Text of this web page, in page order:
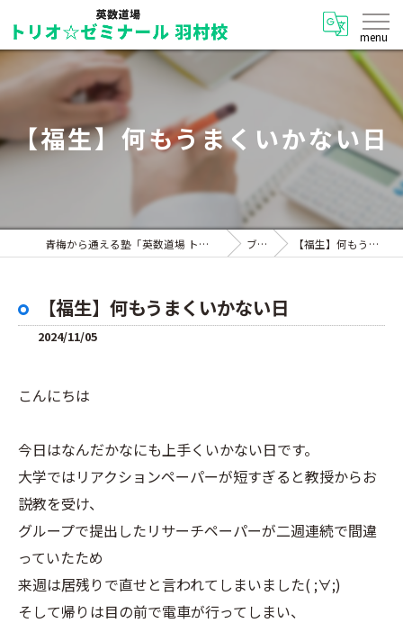
【福生】何もうまくいかない日
青梅から通える塾「英数道場 トリオ☆ゼミナール 羽村校」 ブログ 【福生】何もうまくいかない日
【福生】何もうまくいかない日
2024/11/05
こんにちは
今日はなんだかなにも上手くいかない日です。
大学ではリアクションペーパーが短すぎると教授からお
説教を受け、
グループで提出したリサーチペーパーが二週連続で間違
っていたため
来週は居残りで直せと言われてしまいました( ;∀;)
そして帰りは目の前で電車が行ってしまい、